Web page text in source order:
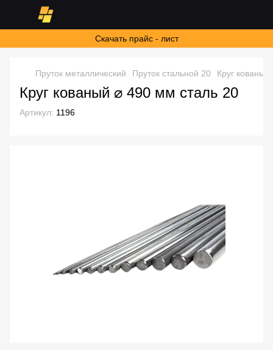
Скачать прайс - лист
Пруток металлический Пруток стальной 20 Круг
Круг кованый ⌀ 490 мм сталь 20
Артикул: 1196